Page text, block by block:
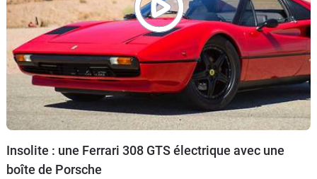
Utilitaires
Flottes
Auto
Services
Forum
Moto
Insolite : une Ferrari 308 GTS électrique avec une
boîte de Porsche